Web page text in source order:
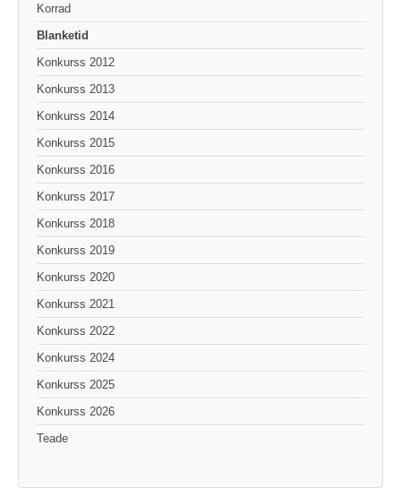
Korrad
Blanketid
Konkurss 2012
Konkurss 2013
Konkurss 2014
Konkurss 2015
Konkurss 2016
Konkurss 2017
Konkurss 2018
Konkurss 2019
Konkurss 2020
Konkurss 2021
Konkurss 2022
Konkurss 2024
Konkurss 2025
Konkurss 2026
Teade